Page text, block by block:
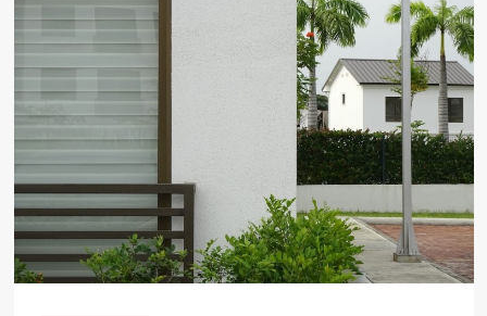
Nieuwjaar
Film
Karakters
om
het
nieuwe
jaar
mee
te
beginnen